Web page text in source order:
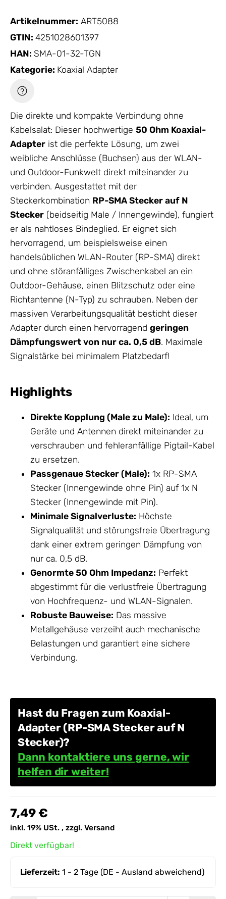
Artikelnummer: ART5088
GTIN: 4251028601397
HAN: SMA-01-32-TGN
Kategorie: Koaxial Adapter
Die direkte und kompakte Verbindung ohne
Kabelsalat: Dieser hochwertige 50 Ohm Koaxial-
Adapter ist die perfekte Lösung, um zwei
weibliche Anschlüsse (Buchsen) aus der WLAN-
und Outdoor-Funkwelt direkt miteinander zu
verbinden. Ausgestattet mit der
Steckerkombination RP-SMA Stecker auf N
Stecker (beidseitig Male / Innengewinde), fungiert
er als nahtloses Bindeglied. Er eignet sich
hervorragend, um beispielsweise einen
handelsüblichen WLAN-Router (RP-SMA) direkt
und ohne störanfälliges Zwischenkabel an ein
Outdoor-Gehäuse, einen Blitzschutz oder eine
Richtantenne (N-Typ) zu schrauben. Neben der
massiven Verarbeitungsqualität besticht dieser
Adapter durch einen hervorragend geringen
Dämpfungswert von nur ca. 0,5 dB. Maximale
Signalstärke bei minimalem Platzbedarf!
Highlights
Direkte Kopplung (Male zu Male): Ideal, um
Geräte und Antennen direkt miteinander zu
verschrauben und fehleranfällige Pigtail-Kabel
zu ersetzen.
Passgenaue Stecker (Male): 1x RP-SMA
Stecker (Innengewinde ohne Pin) auf 1x N
Stecker (Innengewinde mit Pin).
Minimale Signalverluste: Höchste
Signalqualität und störungsfreie Übertragung
dank einer extrem geringen Dämpfung von
nur ca. 0,5 dB.
Genormte 50 Ohm Impedanz: Perfekt
abgestimmt für die verlustfreie Übertragung
von Hochfrequenz- und WLAN-Signalen.
Robuste Bauweise: Das massive
Metallgehäuse verzeiht auch mechanische
Belastungen und garantiert eine sichere
Verbindung.
Hast du Fragen zum Koaxial-
Adapter (RP-SMA Stecker auf N
Stecker)?
Dann kontaktiere uns gerne, wir
helfen dir weiter!
7,49 €
inkl. 19% USt. , zzgl. Versand
Direkt verfügbar!
Lieferzeit:1 - 2 Tage (DE - Ausland abweichend)